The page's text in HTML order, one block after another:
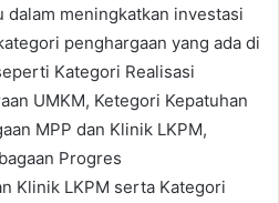
meningkatkan investasi
penghargaan yang ada di
Kategori Realisasi
UMKM, Ketegori Kepatuhan
MPP dan Klinik LKPM,
Progres
Klinik LKPM serta Kategori